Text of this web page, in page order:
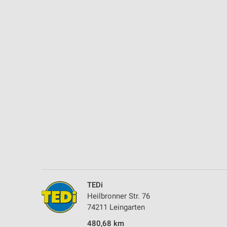
TEDi
Heilbronner Str. 76
74211 Leingarten
480,68 km
Performance
Funktional